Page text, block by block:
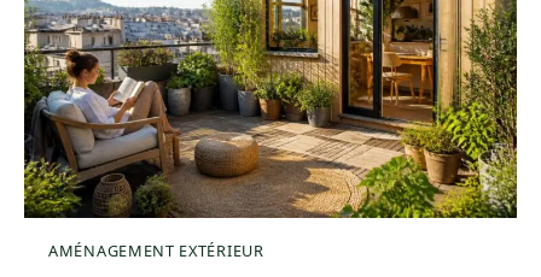
AMÉNAGEMENT EXTÉRIEUR